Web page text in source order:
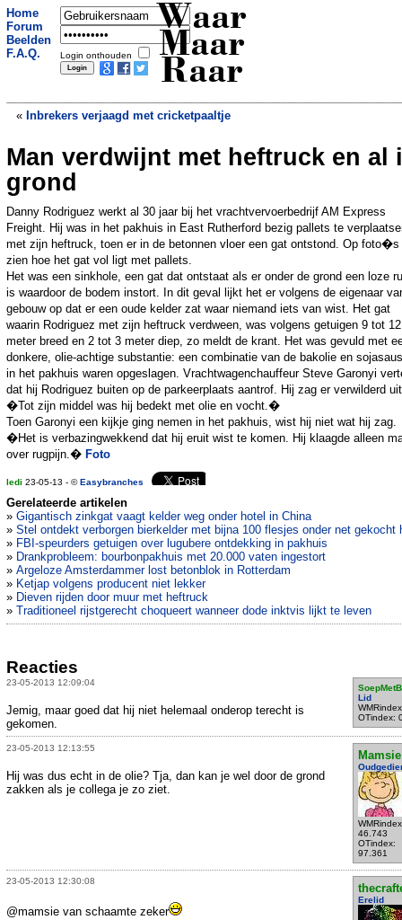
Home
Forum
Beelden
F.A.Q.
Login onthouden
Waar
Maar
Raar
« Inbrekers verjaagd met cricketpaaltje
Na koperdieven, nu ook hardhoutdieven
»
Man verdwijnt met heftruck en al
grond
Danny Rodriguez werkt al 30 jaar bij het vrachtvervoerbedrijf AM Express
Freight. Hij was in het pakhuis in East Rutherford bezig pallets te
met zijn heftruck, toen er in de betonnen vloer een gat ontstond. Op
zien hoe het gat vol ligt met pallets.
Het was een sinkhole, een gat dat ontstaat als er onder de grond een loze
is waardoor de bodem instort. In dit geval lijkt het er volgens de eigenaar
gebouw op dat er een oude kelder zat waar niemand iets van wist. Het gat
waarin Rodriguez met zijn heftruck verdween, was volgens getuigen 9 tot 12
meter breed en 2 tot 3 meter diep, zo meldt de krant. Het was gevuld met
donkere, olie-achtige substantie: een combinatie van de bakolie en
in het pakhuis waren opgeslagen. Vrachtwagenchauffeur Steve Garonyi
dat hij Rodriguez buiten op de parkeerplaats aantrof. Hij zag er verwilderd
�Tot zijn middel was hij bedekt met olie en vocht.�
Toen Garonyi een kijkje ging nemen in het pakhuis, wist hij niet wat hij zag.
�Het is verbazingwekkend dat hij eruit wist te komen. Hij klaagde alleen
over rugpijn.� Foto
ledi 23-05-13 - ©Easybranches
Gerelateerde artikelen
» Gigantisch zinkgat vaagt kelder weg onder hotel in China
» Stel ontdekt verborgen bierkelder met bijna 100 flesjes onder net gekocht
» FBI-speurders getuigen over lugubere ontdekking in pakhuis
» Drankprobleem: bourbonpakhuis met 20.000 vaten ingestort
» Argeloze Amsterdammer lost betonblok in Rotterdam
» Ketjap volgens producent niet lekker
» Dieven rijden door muur met heftruck
» Traditioneel rijstgerecht choqueert wanneer dode inktvis lijkt te leven
Reacties
23-05-2013 12:09:04
Lid
OTindex:
Jemig, maar goed dat hij niet helemaal onderop terecht is
gekomen.
23-05-2013 12:13:55
Mamsie
46.743
OTindex:
97.361
Hij was dus echt in de olie? Tja, dan kan je wel door de grond
zakken als je collega je zo ziet.
23-05-2013 12:30:08
Erelid
@mamsie van schaamte zeker